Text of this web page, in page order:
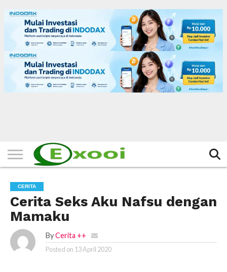
HOME
FILTER
BERITA
BIODATA
CERITA
CERPEN
EKSKLUSIF
FOTO
VIDEO
TIPS
MORE
CERITA
Cerita Seks Aku Nafsu dengan
Mamaku
By Cerita ++
Posted on 13 April 2020